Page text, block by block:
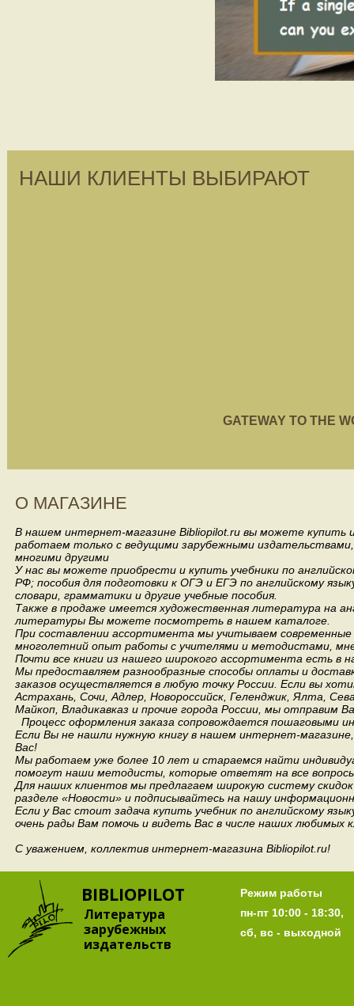
НАШИ КЛИЕНТЫ ВЫБИРАЮТ
GATEWAY TO THE
О МАГАЗИНЕ
В нашем интернет-магазине Bibliopilot.ru вы можете купить
работаем только с ведущими зарубежными издательствами,
многими другими
У нас вы можете приобрести и купить учебники по
РФ; пособия для подготовки к ОГЭ и ЕГЭ по английскому
словари, грамматики и другие учебные пособия.
Также в продаже имеется художественная литература на
литературы Вы можете посмотреть в нашем каталоге.
При составлении ассортимента мы учитываем
многолетний опыт работы с учителями и методистами,
Почти все книги из нашего широкого ассортимента есть в
Мы предоставляем разнообразные способы оплаты и
заказов осуществляется в любую точку России. Если вы
Астрахань, Сочи, Адлер, Новороссийск, Геленджик, Ялта,
Майкоп, Владикавказ и прочие города России, мы отправим
Процесс оформления заказа сопровождается пошаговыми
Если Вы не нашли нужную книгу в нашем интернет-
Вас!
Мы работаем уже более 10 лет и стараемся найти
помогут наши методисты, которые ответят на все
Для наших клиентов мы предлагаем широкую систему
разделе «Новости» и подписывайтесь на нашу
Если у Вас стоит задача купить учебник по английскому
очень рады Вам помочь и видеть Вас в числе наших любимых
С уважением, коллектив интернет-магазина Bibliopilot.ru!
BIBLIOPILOT
Литература
зарубежных
издательств
Режим работы
пн-пт 10:00 - 18:30,
сб, вс - выходной